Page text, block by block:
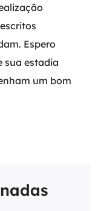
Espero
sua estadia
um bom